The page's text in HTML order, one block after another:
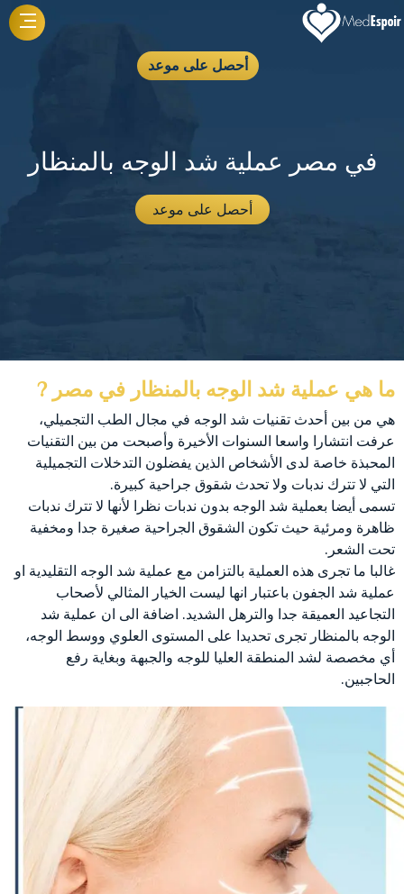
أحصل على موعد
في مصر عملية شد الوجه بالمنظار
أحصل على موعد
ما هي عملية شد الوجه بالمنظار في مصر ?
هي من بين أحدث تقنيات شد الوجه في مجال الطب التجميلي،
عرفت انتشارا واسعا السنوات الأخيرة وأصبحت من بين التقنيات
المحبذة خاصة لدى الأشخاص الذين يفضلون التدخلات التجميلية
التي لا تترك ندبات ولا تحدث شقوق جراحية كبيرة.
تسمى أيضا بعملية شد الوجه بدون ندبات نظرا لأنها لا تترك ندبات
ظاهرة ومرئية حيث تكون الشقوق الجراحية صغيرة جدا ومخفية
تحت الشعر.
غالبا ما تجرى هذه العملية بالتزامن مع عملية شد الوجه التقليدية او
عملية شد الجفون باعتبار انها ليست الخيار المثالي لأصحاب
التجاعيد العميقة جدا والترهل الشديد. اضافة الى ان عملية شد
الوجه بالمنظار تجرى تحديدا على المستوى العلوي ووسط الوجه،
أي مخصصة لشد المنطقة العليا للوجه والجبهة وبغاية رفع
الحاجبين.